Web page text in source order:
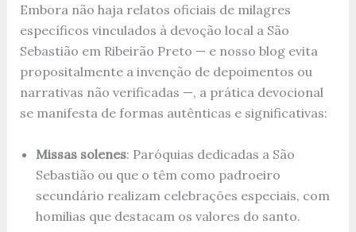
Embora não haja relatos oficiais de milagres
específicos vinculados à devoção local a São
Sebastião em Ribeirão Preto — e nosso blog evita
propositalmente a invenção de depoimentos ou
narrativas não verificadas —, a prática devocional
se manifesta de formas autênticas e significativas:
Missas solenes: Paróquias dedicadas a São
Sebastião ou que o têm como padroeiro
secundário realizam celebrações especiais, com
homilias que destacam os valores do santo.